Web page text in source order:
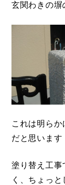
玄関わきの塀
これは明ら
だと思います
塗り替え工事
く、ちょっ